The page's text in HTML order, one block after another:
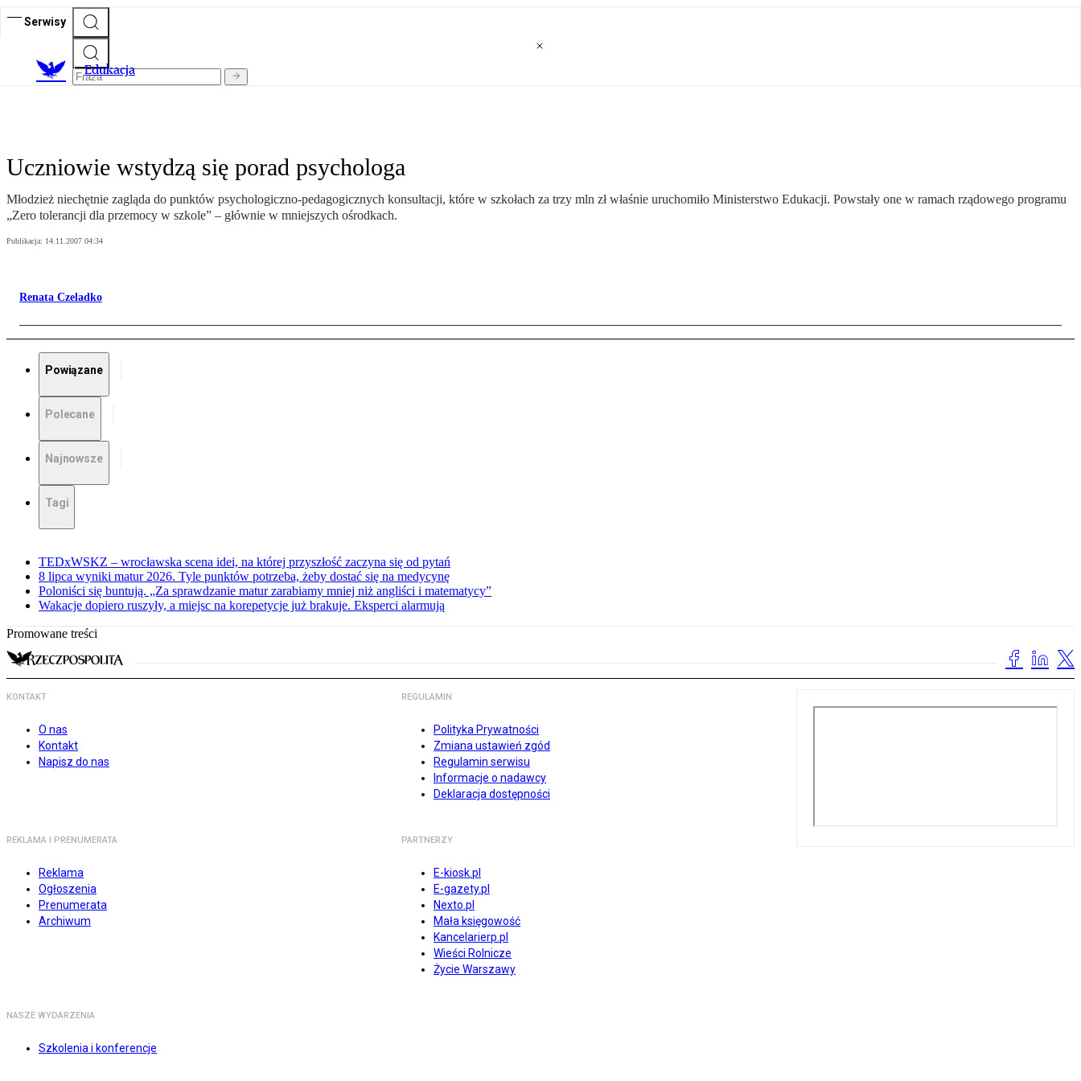
Serwisy
Edukacja
Uczniowie wstydzą się porad psychologa
Młodzież niechętnie zagląda do punktów psychologiczno-pedagogicznych konsultacji, które w szkołach za trzy mln zł właśnie uruchomiło Ministerstwo Edukacji. Powstały one w ramach rządowego programu
„Zero tolerancji dla przemocy w szkole” – głównie w mniejszych ośrodkach.
Publikacja: 14.11.2007 04:34
Renata Czeladko
Powiązane
Polecane
Najnowsze
Tagi
TEDxWSKZ – wrocławska scena idei, na której przyszłość zaczyna się od pytań
8 lipca wyniki matur 2026. Tyle punktów potrzeba, żeby dostać się na medycynę
Poloniści się buntują. „Za sprawdzanie matur zarabiamy mniej niż angliści i matematycy”
Wakacje dopiero ruszyły, a miejsc na korepetycje już brakuje. Eksperci alarmują
Promowane treści
KONTAKT
O nas
Kontakt
Napisz do nas
REGULAMIN
Polityka Prywatności
Zmiana ustawień zgód
Regulamin serwisu
Informacje o nadawcy
Deklaracja dostępności
REKLAMA I PRENUMERATA
Reklama
Ogłoszenia
Prenumerata
Archiwum
PARTNERZY
E-kiosk.pl
E-gazety.pl
Nexto.pl
Mała księgowość
Kancelarierp.pl
Wieści Rolnicze
Życie Warszawy
NASZE WYDARZENIA
Szkolenia i konferencje